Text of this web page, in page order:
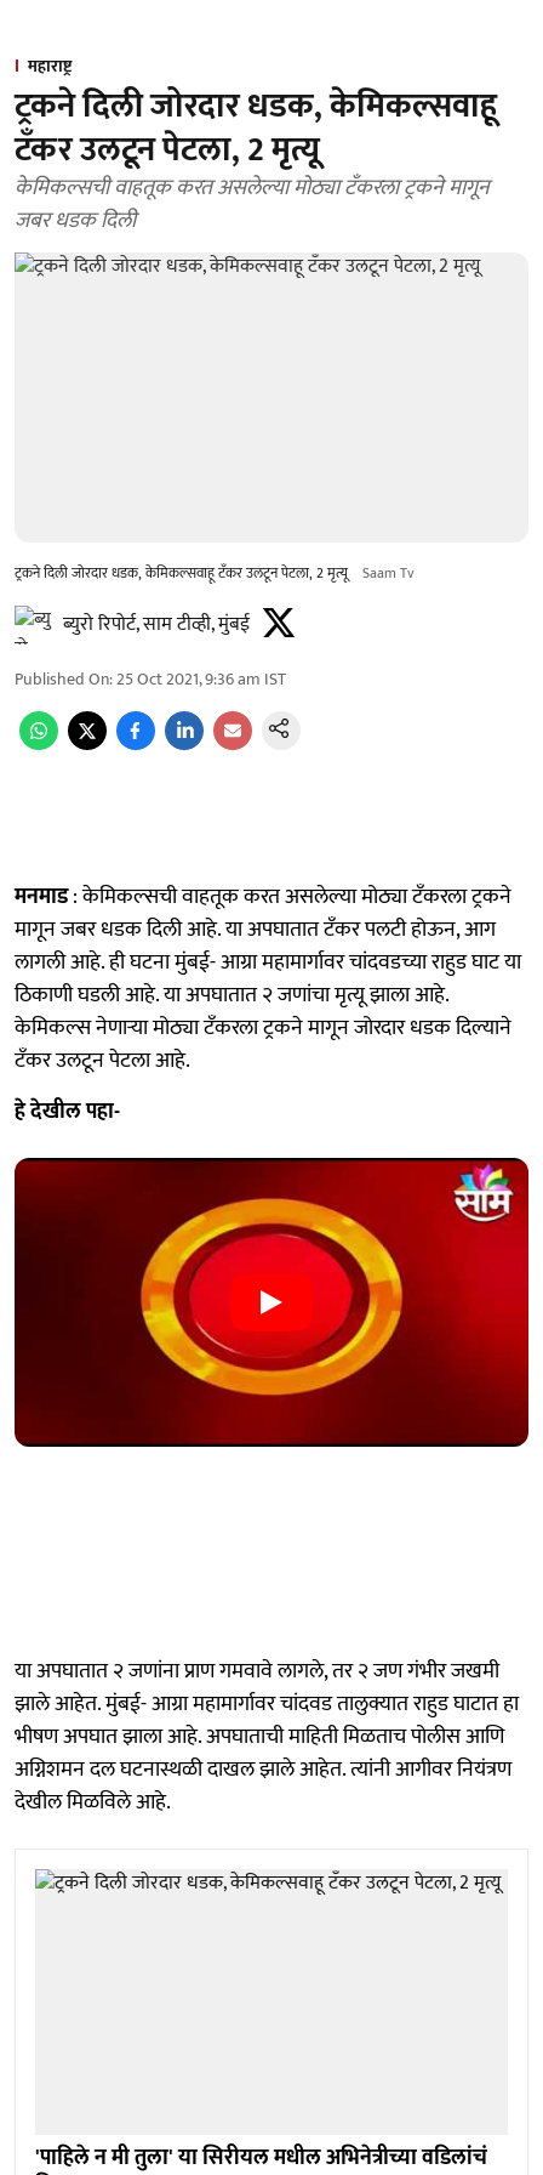
महाराष्ट्र
ट्रकने दिली जोरदार धडक, केमिकल्सवाहू
टँकर उलटून पेटला, 2 मृत्यू
केमिकल्सची वाहतूक करत असलेल्या मोठ्या टँकरला ट्रकने मागून
जबर धडक दिली
ट्रकने दिली जोरदार धडक, केमिकल्सवाहू टँकर उलटून पेटला, 2 मृत्यू Saam Tv
ब्युरो रिपोर्ट, साम टीव्ही, मुंबई
Published On:25 Oct 2021, 9:36 am IST
मनमाड: केमिकल्सची वाहतूक करत असलेल्या मोठ्या टँकरला ट्रकने
मागून जबर धडक दिली आहे. या अपघातात टँकर पलटी होऊन, आग
लागली आहे. ही घटना मुंबई- आग्रा महामार्गावर चांदवडच्या राहुड घाट या
ठिकाणी घडली आहे. या अपघातात २ जणांचा मृत्यू झाला आहे.
केमिकल्स नेणाऱ्या मोठ्या टँकरला ट्रकने मागून जोरदार धडक दिल्याने
टँकर उलटून पेटला आहे.
हे देखील पहा-
या अपघातात २ जणांना प्राण गमवावे लागले, तर २ जण गंभीर जखमी
झाले आहेत. मुंबई- आग्रा महामार्गावर चांदवड तालुक्यात राहुड घाटात हा
भीषण अपघात झाला आहे. अपघाताची माहिती मिळताच पोलीस आणि
अग्निशमन दल घटनास्थळी दाखल झाले आहेत. त्यांनी आगीवर नियंत्रण
देखील मिळविले आहे.
'पाहिले न मी तुला' या सिरीयल मधील अभिनेत्रीच्या वडिलांचं